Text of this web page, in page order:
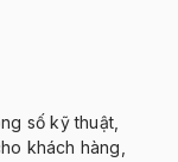
số kỹ thuật,
khách hàng,